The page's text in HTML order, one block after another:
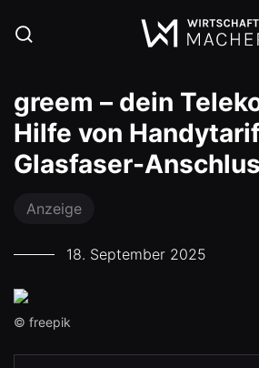
greem – dein
Hilfe von
Glasfaser-
Anzeige
18. September 2025
© freepik